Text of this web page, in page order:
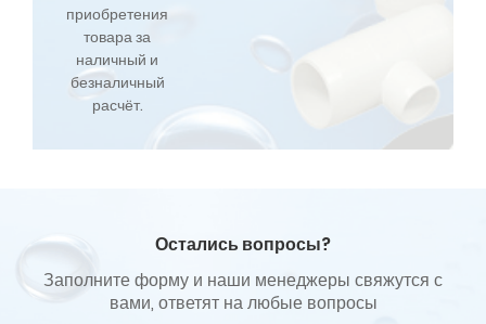
приобретения
товара за
наличный и
безналичный
расчёт.
Остались вопросы?
Заполните форму и наши менеджеры свяжутся с
вами, ответят на любые вопросы